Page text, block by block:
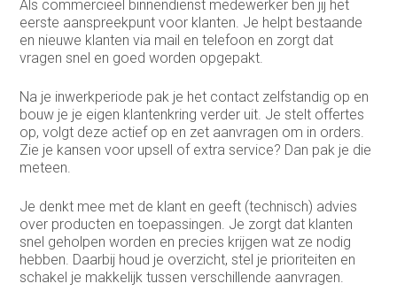
Als commercieel binnendienst medewerker ben jij het
eerste aanspreekpunt voor klanten. Je helpt bestaande
en nieuwe klanten via mail en telefoon en zorgt dat
vragen snel en goed worden opgepakt.
Na je inwerkperiode pak je het contact zelfstandig op en
bouw je je eigen klantenkring verder uit. Je stelt offertes
op, volgt deze actief op en zet aanvragen om in orders.
Zie je kansen voor upsell of extra service? Dan pak je die
meteen.
Je denkt mee met de klant en geeft (technisch) advies
over producten en toepassingen. Je zorgt dat klanten
snel geholpen worden en precies krijgen wat ze nodig
hebben. Daarbij houd je overzicht, stel je prioriteiten en
schakel je makkelijk tussen verschillende aanvragen.
Financieel analist
Financieel controller
Financieel medewerker
Fiscalist
HR
HR-officer
Infrastructure specialist /
systeembeheerder